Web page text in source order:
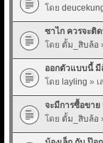
โดย
ซาไก ควรจะติ
โดย ตั้ม_สิบล้อ
ออกตัวแบบนี้
โดย layling » เ
จะมีการซื้อขาย
โดย ตั้ม_สิบล้อ